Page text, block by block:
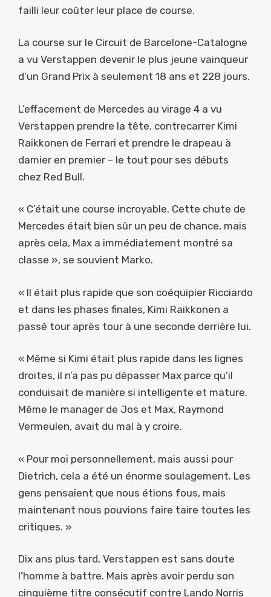
failli leur coûter leur place de course.
La course sur le Circuit de Barcelone-Catalogne
a vu Verstappen devenir le plus jeune vainqueur
d’un Grand Prix à seulement 18 ans et 228 jours.
L’effacement de Mercedes au virage 4 a vu
Verstappen prendre la tête, contrecarrer Kimi
Raikkonen de Ferrari et prendre le drapeau à
damier en premier – le tout pour ses débuts
chez Red Bull.
« C’était une course incroyable. Cette chute de
Mercedes était bien sûr un peu de chance, mais
après cela, Max a immédiatement montré sa
classe », se souvient Marko.
« Il était plus rapide que son coéquipier Ricciardo
et dans les phases finales, Kimi Raikkonen a
passé tour après tour à une seconde derrière lui.
« Même si Kimi était plus rapide dans les lignes
droites, il n’a pas pu dépasser Max parce qu’il
conduisait de manière si intelligente et mature.
Même le manager de Jos et Max, Raymond
Vermeulen, avait du mal à y croire.
« Pour moi personnellement, mais aussi pour
Dietrich, cela a été un énorme soulagement. Les
gens pensaient que nous étions fous, mais
maintenant nous pouvions faire taire toutes les
critiques. »
Dix ans plus tard, Verstappen est sans doute
l’homme à battre. Mais après avoir perdu son
cinquième titre consécutif contre Lando Norris